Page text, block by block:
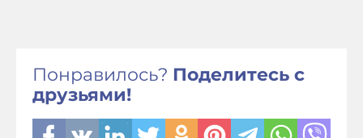
Понравилось? Поделитесь с
друзьями!